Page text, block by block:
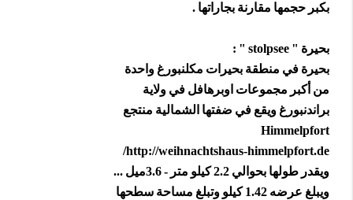
بكبر حجمها مقارنة بجاراتها .
بحيرة " stolpsee " :
بحيرة في منطقة بحيرات مكلنبورغ واحدة
من أكبر مجموعات اوبرهافل في ولاية
براندنبورغ ويقع في ضفتها الشمالية منتجع
Himmelpfort
http://weihnachtshaus-himmelpfort.de/
ويقدر طولها بحوالي 2.2 كيلو متر - 3.6ميل ...
ويبلغ عرضه 1.42 كيلو وتبلغ مساحة سطحها